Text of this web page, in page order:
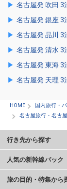
名古屋発 吹田 3
名古屋発 銀座 3
名古屋発 品川 3
名古屋発 清水 3
名古屋発 東海 3
名古屋発 天理 3
HOME
国内旅行・
名古屋旅行・名古
行き先から探す
人気の新幹線パック
旅の目的・特集から